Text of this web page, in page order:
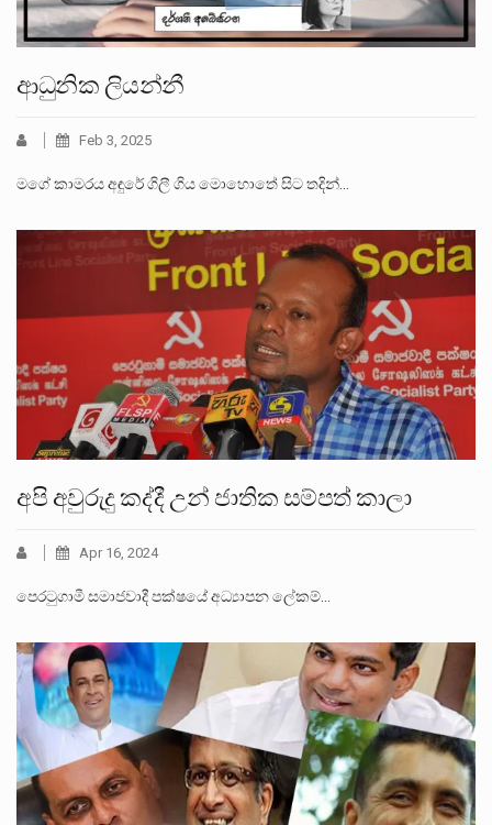
ආධුනික ලියන්නී
Feb 3, 2025
මගේ කාමරය අඳුරේ ගිලී ගිය මොහොතේ සිට තදින්…
අපි අවුරුදු කද්දී උන් ජාතික සම්පත් කාලා
Apr 16, 2024
පෙරටුගාමී සමාජවාදී පක්ෂයේ අධ්‍යාපන ලේකම්…